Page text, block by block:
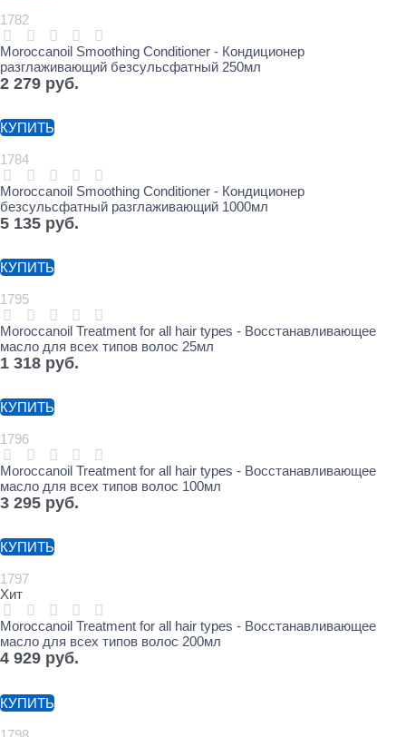
1782
Moroccanoil Smoothing Conditioner - Кондиционер
разглаживающий безсульсфатный 250мл
2 279 руб.
КУПИТЬ
1784
Moroccanoil Smoothing Conditioner - Кондиционер
безсульсфатный разглаживающий 1000мл
5 135 руб.
КУПИТЬ
1795
Moroccanoil Treatment for all hair types - Восстанавливающее
масло для всех типов волос 25мл
1 318 руб.
КУПИТЬ
1796
Moroccanoil Treatment for all hair types - Восстанавливающее
масло для всех типов волос 100мл
3 295 руб.
КУПИТЬ
1797
Хит
Moroccanoil Treatment for all hair types - Восстанавливающее
масло для всех типов волос 200мл
4 929 руб.
КУПИТЬ